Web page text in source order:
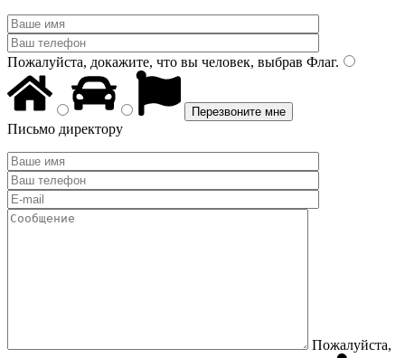
Пожалуйста, докажите, что вы человек, выбрав Флаг.
Письмо директору
Пожалуйста,